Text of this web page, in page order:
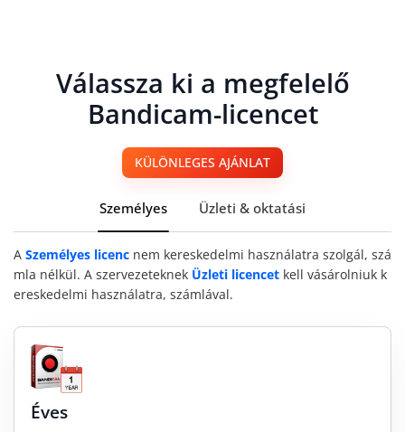
Válassza ki a megfelelő
Bandicam-licencet
KÜLÖNLEGES AJÁNLAT
Személyes Üzleti & oktatási
A Személyes licenc nem kereskedelmi használatra szolgál, szá
mla nélkül. A szervezeteknek Üzleti licencet kell vásárolniuk k
ereskedelmi használatra, számlával.
Éves